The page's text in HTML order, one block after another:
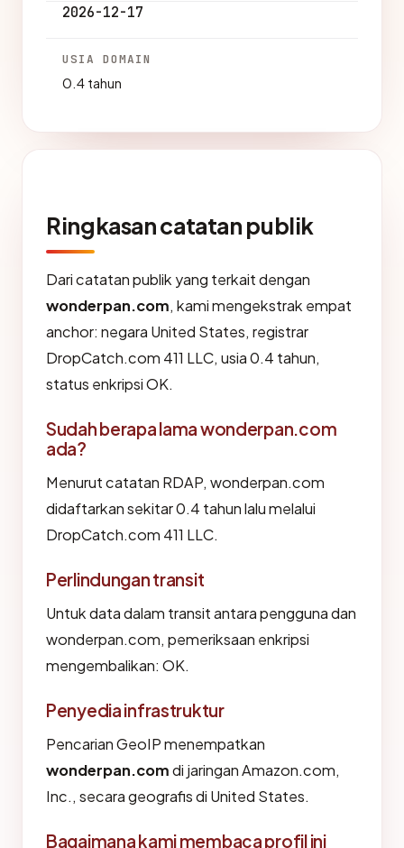
2026-12-17
USIA DOMAIN
0.4 tahun
Ringkasan catatan publik
Dari catatan publik yang terkait dengan
wonderpan.com, kami mengekstrak empat
anchor: negara United States, registrar
DropCatch.com 411 LLC, usia 0.4 tahun,
status enkripsi OK.
Sudah berapa lama wonderpan.com
ada?
Menurut catatan RDAP, wonderpan.com
didaftarkan sekitar 0.4 tahun lalu melalui
DropCatch.com 411 LLC.
Perlindungan transit
Untuk data dalam transit antara pengguna dan
wonderpan.com, pemeriksaan enkripsi
mengembalikan: OK.
Penyedia infrastruktur
Pencarian GeoIP menempatkan
wonderpan.comdi jaringan Amazon.com,
Inc., secara geografis di United States.
Bagaimana kami membaca profil ini